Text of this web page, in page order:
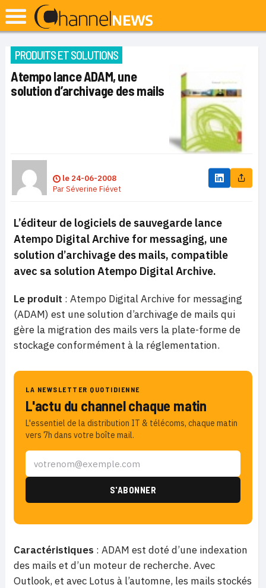
PRODUITS ET SOLUTIONS
Atempo lance ADAM, une
solution d’archivage des mails
le 24-06-2008
ParSéverine Fiévet
L’éditeur de logiciels de sauvegarde lance
Atempo Digital Archive for messaging, une
solution d’archivage des mails, compatible
avec sa solution Atempo Digital Archive.
Le produit : Atempo Digital Archive for messaging
(ADAM) est une solution d’archivage de mails qui
gère la migration des mails vers la plate-forme de
stockage conformément à la réglementation.
LA NEWSLETTER QUOTIDIENNE
L'actu du channel chaque matin
L'essentiel de la distribution IT & télécoms, chaque matin
vers 7h dans votre boîte mail.
Caractéristiques : ADAM est doté d’une indexation
des mails et d’un moteur de recherche. Avec
Outlook, et avec Lotus à l’automne, les mails stockés